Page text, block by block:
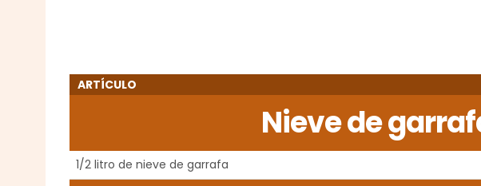
ARTÍCULO
Nieve de
1/2 litro de nieve de garrafa